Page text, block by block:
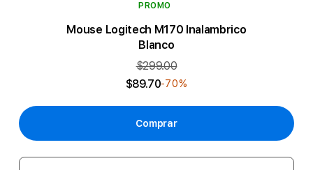
PROMO
Mouse Logitech M170 Inalambrico
Blanco
$299.00
$89.70-70%
Comprar